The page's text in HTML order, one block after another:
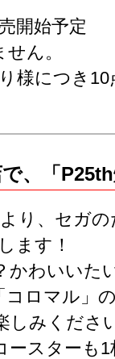
開始予定
ん。
様につき10
、「
り、セガ
ます！
かわいいた
コロマル」
しみくださ
ースターも